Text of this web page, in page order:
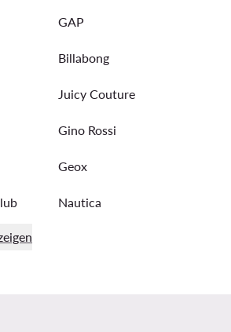
GAP
Billabong
Juicy Couture
Gino Rossi
Geox
Nautica